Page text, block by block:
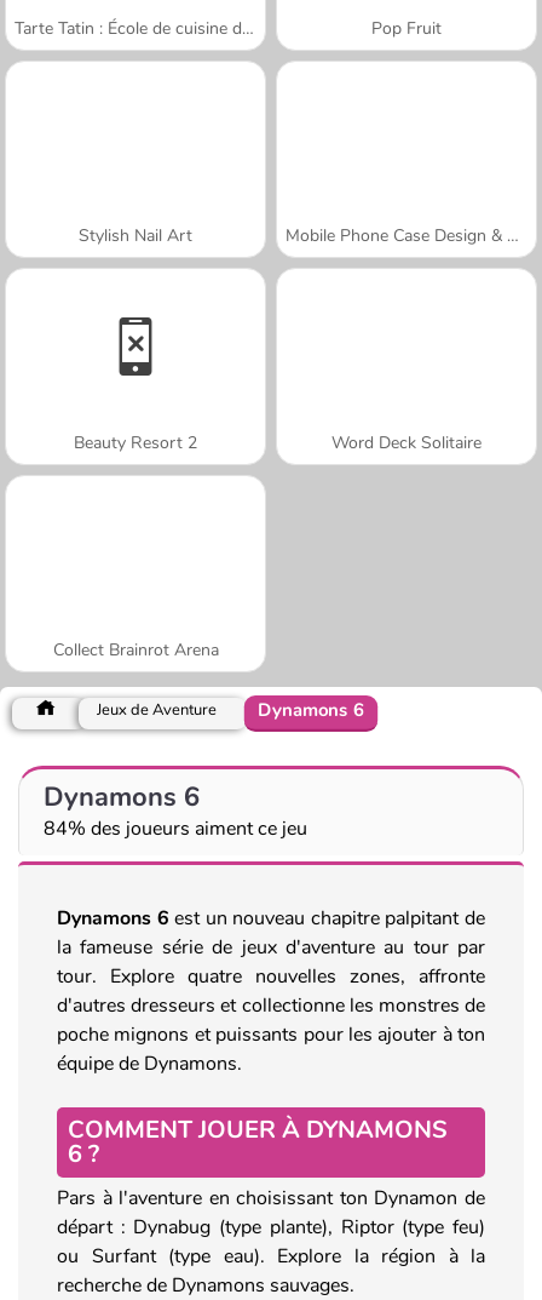
Tarte Tatin : École de cuisine de Sara Pop Fruit
Stylish Nail Art Mobile Phone Case Design & DIY
Beauty Resort 2 Word Deck Solitaire
Collect Brainrot Arena
Jeux de Aventure Dynamons 6
Dynamons 6
84% des joueurs aiment ce jeu
Dynamons 6 est un nouveau chapitre palpitant de
la fameuse série de jeux d'aventure au tour par
tour. Explore quatre nouvelles zones, affronte
d'autres dresseurs et collectionne les monstres de
poche mignons et puissants pour les ajouter à ton
équipe de Dynamons.
COMMENT JOUER À DYNAMONS
6 ?
Pars à l'aventure en choisissant ton Dynamon de
départ : Dynabug (type plante), Riptor (type feu)
ou Surfant (type eau). Explore la région à la
recherche de Dynamons sauvages.